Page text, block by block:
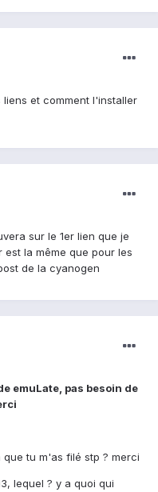
et comment l'installer
sur le 1er lien que je
la même que pour les
de la cyanogen
emuLate, pas besoin de
tu m'as filé stp ? merci
lequel ? y a quoi qui